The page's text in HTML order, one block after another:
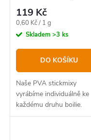
119 Kč
Měrná
cena:
0,60 Kč / 1 g
Skladem >3 ks
DO KOŠÍKU
Naše PVA stickmixy
vyrábíme individuálně ke
každému druhu boilie.